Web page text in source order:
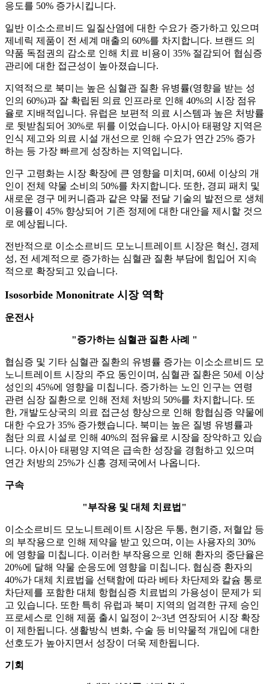
응도를 50% 증가시킵니다.
일반 이소소르비드 일질산염에 대한 수요가 증가하고 있으며
제네릭 제품이 전 세계 매출의 60%를 차지합니다. 브랜드 의
약품 독점권의 감소로 인해 치료 비용이 35% 절감되어 협심증
관리에 대한 접근성이 높아졌습니다.
지역적으로 북미는 높은 심혈관 질환 유병률(영향을 받는 성
인의 60%)과 잘 확립된 의료 인프라로 인해 40%의 시장 점유
율로 지배적입니다. 유럽은 보편적 의료 시스템과 높은 처방률
로 뒷받침되어 30%로 뒤를 이었습니다. 아시아 태평양 지역은
인식 제고와 의료 시설 개선으로 인해 수요가 연간 25% 증가
하는 등 가장 빠르게 성장하는 지역입니다.
인구 고령화는 시장 확장에 큰 영향을 미치며, 60세 이상의 개
인이 전체 약물 소비의 50%를 차지합니다. 또한, 경피 패치 및
새로운 경구 메커니즘과 같은 약물 전달 기술의 발전으로 생체
이용률이 45% 향상되어 기존 정제에 대한 대안을 제시할 것으
로 예상됩니다.
전반적으로 이소소르비드 모노니트레이트 시장은 혁신, 경제
성, 전 세계적으로 증가하는 심혈관 질환 부담에 힘입어 지속
적으로 확장되고 있습니다.
Isosorbide Mononitrate 시장 역학
운전사
"증가하는 심혈관 질환 사례 "
협심증 및 기타 심혈관 질환의 유병률 증가는 이소소르비드 모
노니트레이트 시장의 주요 동인이며, 심혈관 질환은 50세 이상
성인의 45%에 영향을 미칩니다. 증가하는 노인 인구는 연령
관련 심장 질환으로 인해 전체 처방의 50%를 차지합니다. 또
한, 개발도상국의 의료 접근성 향상으로 인해 항협심증 약물에
대한 수요가 35% 증가했습니다. 북미는 높은 질병 유병률과
첨단 의료 시설로 인해 40%의 점유율로 시장을 장악하고 있습
니다. 아시아 태평양 지역은 급속한 성장을 경험하고 있으며
연간 처방의 25%가 신흥 경제국에서 나옵니다.
구속
"부작용 및 대체 치료법"
이소소르비드 모노니트레이트 시장은 두통, 현기증, 저혈압 등
의 부작용으로 인해 제약을 받고 있으며, 이는 사용자의 30%
에 영향을 미칩니다. 이러한 부작용으로 인해 환자의 중단율은
20%에 달해 약물 순응도에 영향을 미칩니다. 협심증 환자의
40%가 대체 치료법을 선택함에 따라 베타 차단제와 칼슘 통로
차단제를 포함한 대체 항협심증 치료법의 가용성이 문제가 되
고 있습니다. 또한 특히 유럽과 북미 지역의 엄격한 규제 승인
프로세스로 인해 제품 출시 일정이 2~3년 연장되어 시장 확장
이 제한됩니다. 생활방식 변화, 수술 등 비약물적 개입에 대한
선호도가 높아지면서 성장이 더욱 제한됩니다.
기회